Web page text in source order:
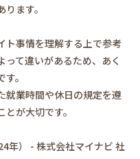
ます。
ト事情を理解する上で参考
て違いがあるため、あく
。
就業時間や休日の規定を遵
が大切です。
年） - 株式会社マイナビ 社